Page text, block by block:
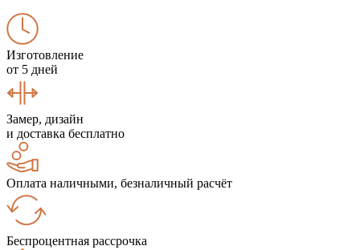
Изготовление
от 5 дней
Замер, дизайн
и доставка бесплатно
Оплата наличными, безналичный расчёт
Беспроцентная рассрочка